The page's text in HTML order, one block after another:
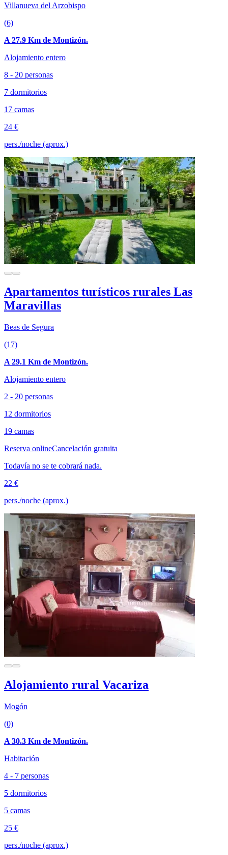
Villanueva del Arzobispo
(6)
A 27.9 Km de Montizón.
Alojamiento entero
8 - 20 personas
7 dormitorios
17 camas
24 €
pers./noche (aprox.)
Apartamentos turísticos rurales Las
Maravillas
Beas de Segura
(17)
A 29.1 Km de Montizón.
Alojamiento entero
2 - 20 personas
12 dormitorios
19 camas
Reserva onlineCancelación gratuita
Todavía no se te cobrará nada.
22 €
pers./noche (aprox.)
Alojamiento rural Vacariza
Mogón
(0)
A 30.3 Km de Montizón.
Habitación
4 - 7 personas
5 dormitorios
5 camas
25 €
pers./noche (aprox.)